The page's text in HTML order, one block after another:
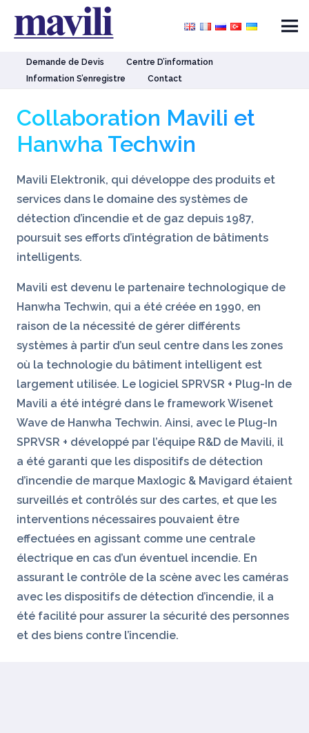
Demande de Devis
Centre D’information
Information S’enregistre
Contact
Collaboration Mavili et
Hanwha Techwin
Mavili Elektronik, qui développe des produits et
services dans le domaine des systèmes de
détection d’incendie et de gaz depuis 1987,
poursuit ses efforts d’intégration de bâtiments
intelligents.
Mavili est devenu le partenaire technologique de
Hanwha Techwin, qui a été créée en 1990, en
raison de la nécessité de gérer différents
systèmes à partir d’un seul centre dans les zones
où la technologie du bâtiment intelligent est
largement utilisée. Le logiciel SPRVSR + Plug-In de
Mavili a été intégré dans le framework Wisenet
Wave de Hanwha Techwin. Ainsi, avec le Plug-In
SPRVSR + développé par l’équipe R&D de Mavili, il
a été garanti que les dispositifs de détection
d’incendie de marque Maxlogic & Mavigard étaient
surveillés et contrôlés sur des cartes, et que les
interventions nécessaires pouvaient être
effectuées en agissant comme une centrale
électrique en cas d’un éventuel incendie. En
assurant le contrôle de la scène avec les caméras
avec les dispositifs de détection d’incendie, il a
été facilité pour assurer la sécurité des personnes
et des biens contre l’incendie.